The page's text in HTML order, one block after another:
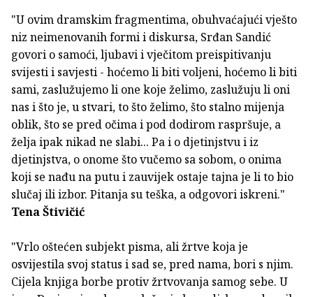
"U ovim dramskim fragmentima, obuhvaćajući vješto
niz neimenovanih formi i diskursa, Srđan Sandić
govori o samoći, ljubavi i vječitom preispitivanju
svijesti i savjesti - hoćemo li biti voljeni, hoćemo li biti
sami, zaslužujemo li one koje želimo, zaslužuju li oni
nas i što je, u stvari, to što želimo, što stalno mijenja
oblik, što se pred očima i pod dodirom raspršuje, a
želja ipak nikad ne slabi... Pa i o djetinjstvu i iz
djetinjstva, o onome što vučemo sa sobom, o onima
koji se nađu na putu i zauvijek ostaje tajna je li to bio
slučaj ili izbor. Pitanja su teška, a odgovori iskreni."
Tena Štivičić
"Vrlo oštećen subjekt pisma, ali žrtve koja je
osvijestila svoj status i sad se, pred nama, bori s njim.
Cijela knjiga borbe protiv žrtvovanja samog sebe. U